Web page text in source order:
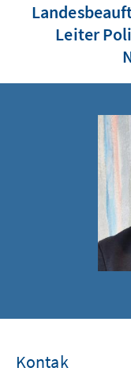
Leiter
Kontak